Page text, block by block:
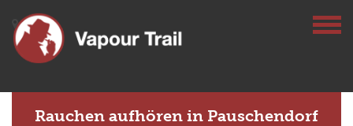
Rauchen aufhören in Pauschendorf